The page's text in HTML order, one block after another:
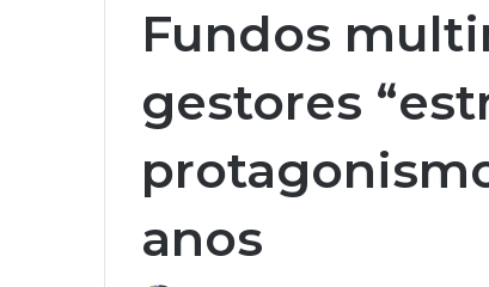
Fundos
gestores
anos